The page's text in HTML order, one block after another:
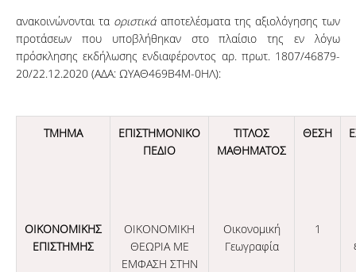
ανακοινώνονται τα οριστικάαποτελέσματα της αξιολόγησης των
προτάσεων που υποβλήθηκαν στο πλαίσιο της εν λόγω
πρόσκλησης εκδήλωσης ενδιαφέροντος αρ. πρωτ. 1807/46879-
20/22.12.2020 (ΑΔΑ: ΩΥΑΘ469Β4Μ-0ΗΛ):
ΤΜΗΜΑ
ΕΠΙΣΤΗΜΟΝΙΚΟ
ΠΕΔΙΟ
ΤΙΤΛΟΣ
ΜΑΘΗΜΑΤΟΣ
ΘΕΣΗ
ΟΙΚΟΝΟΜΙΚΗΣ
ΕΠΙΣΤΗΜΗΣ
ΟΙΚΟΝΟΜΙΚΗ
ΘΕΩΡΙΑ ΜΕ
ΕΜΦΑΣΗ ΣΤΗΝ
Οικονομική
Γεωγραφία
1